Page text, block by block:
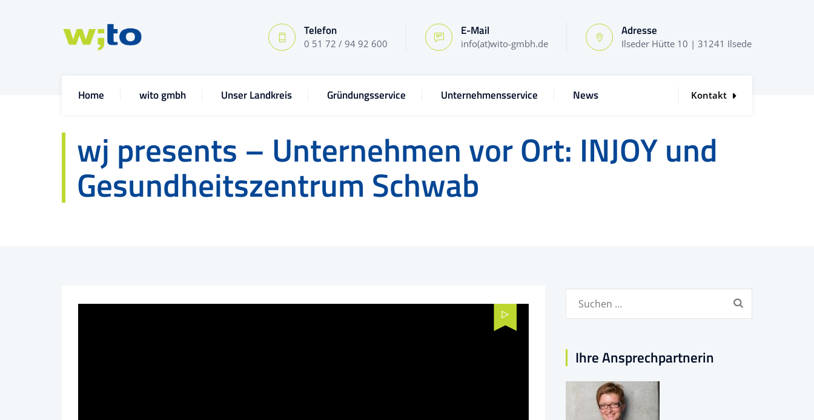
Telefon
0 51 72 / 94 92 600
E-Mail
info(at)wito-gmbh.de
Adresse
Ilseder Hütte 10 | 31241 Ilsede
Home wito gmbh Unser Landkreis Gründungsservice Unternehmensservice News Kontakt
wj presents – Unternehmen vor Ort: INJOY und
Gesundheitszentrum Schwab
Suchen
Ihre Ansprechpartnerin